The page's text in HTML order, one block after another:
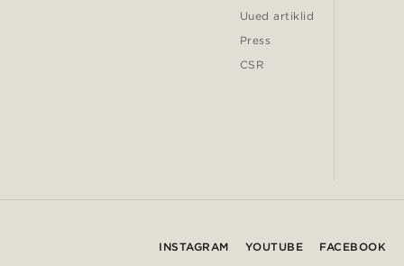
Uued artiklid
Press
CSR
INSTAGRAM YOUTUBE FACEBOOK